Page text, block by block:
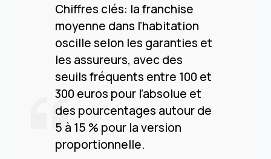
Chiffres clés: la franchise
moyenne dans l’habitation
oscille selon les garanties et
les assureurs, avec des
seuils fréquents entre 100 et
300 euros pour l’absolue et
des pourcentages autour de
5 à 15 % pour la version
proportionnelle.